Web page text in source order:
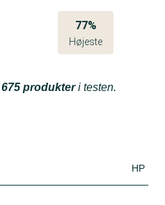
77%
Højeste
675 produkteri testen.
HP